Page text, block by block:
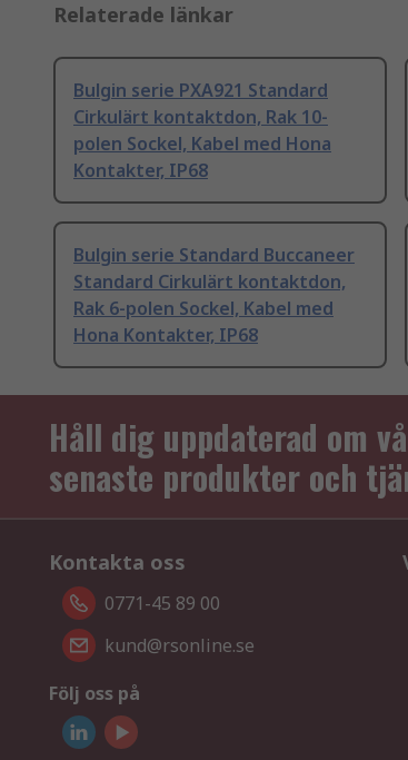
Relaterade länkar
Bulgin serie PXA921 Standard
Cirkulärt kontaktdon, Rak 10-
polen Sockel, Kabel med Hona
Kontakter, IP68
Bulgin serie Standard Buccaneer
Standard Cirkulärt kontaktdon,
Rak 6-polen Sockel, Kabel med
Hona Kontakter, IP68
Håll dig uppdaterad om
senaste produkter och
Kontakta oss
0771-45 89 00
kund@rsonline.se
Följ oss på